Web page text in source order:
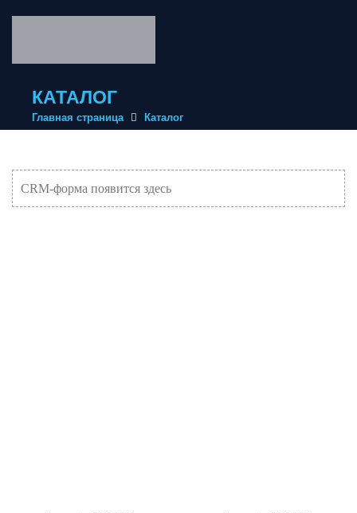
КАТАЛОГ
Главная страница Каталог
CRM-форма появится здесь